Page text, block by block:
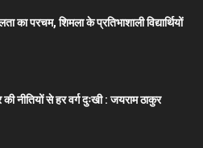
का परचम, शिमला के प्रतिभाशाली विद्यार्थियों
नीतियों से हर वर्ग दुःखी : जयराम ठाकुर